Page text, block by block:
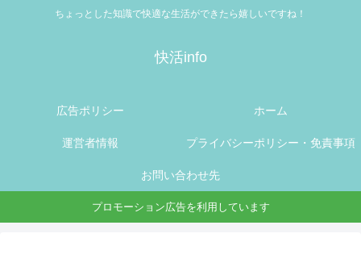
ちょっとした知識で快適な生活ができたら嬉しいですね！
快活info
広告ポリシー ホーム
運営者情報 プライバシーポリシー・免責事項
お問い合わせ先
プロモーション広告を利用しています